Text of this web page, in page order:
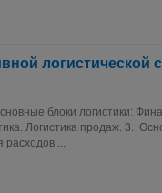
логистической
блоки логистики:
Логистика продаж. 3.
расходов....